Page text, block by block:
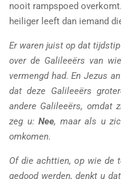
nooit rampspoed
heiliger leeft dan iemand
Er waren juist op dat
over de Galileeërs van
vermengd had. En Jezus
dat deze Galileeërs
andere Galileeërs, omdat
zeg u: Nee, maar als u
omkomen.
Of die achttien, op wie de
gedood werden, denkt u